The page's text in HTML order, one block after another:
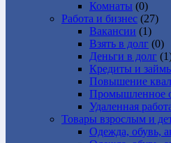
Комнаты (0)
Работа и бизнес (27)
Вакансии (1)
Взять в долг (0)
Деньги в долг
Кредиты и
Повышение
Промышленное
Удаленная
Товары взрослым и
Одежда, обувь,